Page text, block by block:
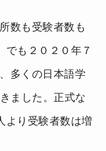
数も受験者数も
でも２０２０年７
多くの日本語学
ました。正式な
より受験者数は増